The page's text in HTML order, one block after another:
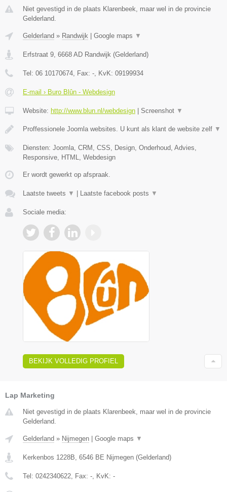
Niet gevestigd in de plaats Klarenbeek, maar wel in de provincie
Gelderland.
Gelderland » Randwijk Google maps ▼
Erfstraat 9 6668 AD Randwijk (Gelderland)
Tel: 06 10170674 , Fax: - , KvK: 09199934
E-mail › Buro Blûn - Webdesign
Website: http://www.blun.nl/webdesign Screenshot ▼
Proffessionele Joomla websites. U kunt als klant de website zelf ▼
Diensten: Joomla, CRM, CSS, Design, Onderhoud, Advies,
Responsive, HTML, Webdesign
Er wordt gewerkt op afspraak.
Laatste tweets ▼ Laatste facebook posts ▼
Sociale media:
BEKIJK VOLLEDIG PROFIEL
Lap Marketing
Niet gevestigd in de plaats Klarenbeek, maar wel in de provincie
Gelderland.
Gelderland » Nijmegen Google maps ▼
Kerkenbos 1228B, 6546 BE Nijmegen (Gelderland)
Tel: 0242340622, Fax: -, KvK: -